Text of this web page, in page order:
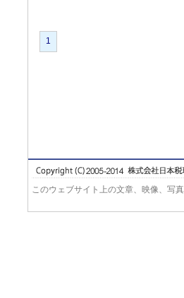
1
このウェブサイト上の文章、映像、写